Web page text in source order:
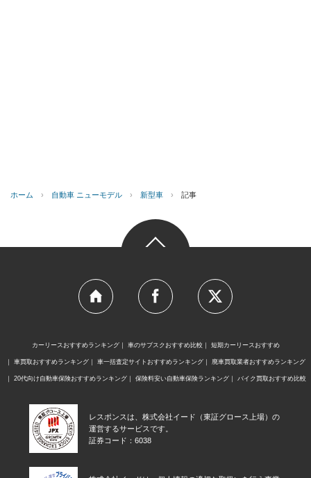
ホーム › 自動車 ニューモデル › 新型車 › 記事
カーリースおすすめランキング 車のサブスクおすすめ比較 短期カーリースおすすめ
車買取おすすめランキング 車一括査定サイトおすすめランキング 廃車買取業者おすすめランキング
20代向け自動車保険おすすめランキング 保険料安い自動車保険ランキング バイク買取おすすめ比較
レスポンスは、株式会社イード（東証グロース上場）の
運営するサービスです。
証券コード：6038